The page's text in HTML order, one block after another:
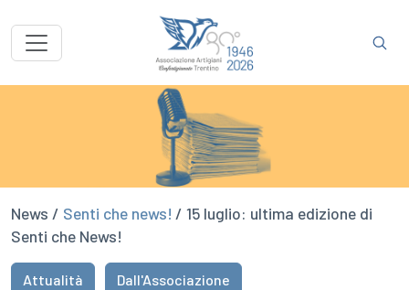
News / Senti che news! / 15 luglio: ultima edizione di
Senti che News!
Attualità Dall'Associazione